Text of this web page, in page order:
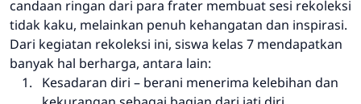
candaan ringan dari para frater membuat sesi rekoleksi
tidak kaku, melainkan penuh kehangatan dan inspirasi.
Dari kegiatan rekoleksi ini, siswa kelas 7 mendapatkan
banyak hal berharga, antara lain:
Kesadaran diri – berani menerima kelebihan dan